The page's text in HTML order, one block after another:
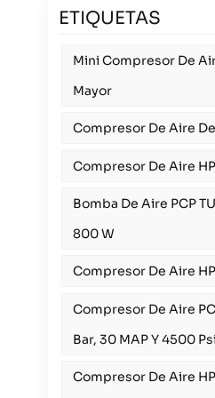
ETIQUETAS
Mini Compresor De
Mayor
Compresor De Aire
Compresor De Aire
Bomba De Aire PCP
800 W
Compresor De Aire
Compresor De Aire
Bar, 30 MAP Y 4500
Compresor De Aire